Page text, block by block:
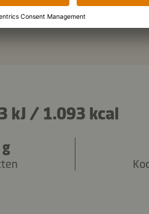
kopiëren
kJ / 1.093 kcal